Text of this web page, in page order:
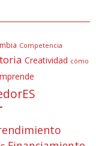
Competencia
Creatividad cómo